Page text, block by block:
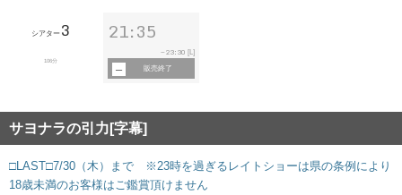
シアター 3
106分
21:35
~ 23:30 [L]
販売終了
サヨナラの引力[字幕]
□LAST□7/30（木）まで ※23時を過ぎるレイトショーは県の条例により
18歳未満のお客様はご鑑賞頂けません